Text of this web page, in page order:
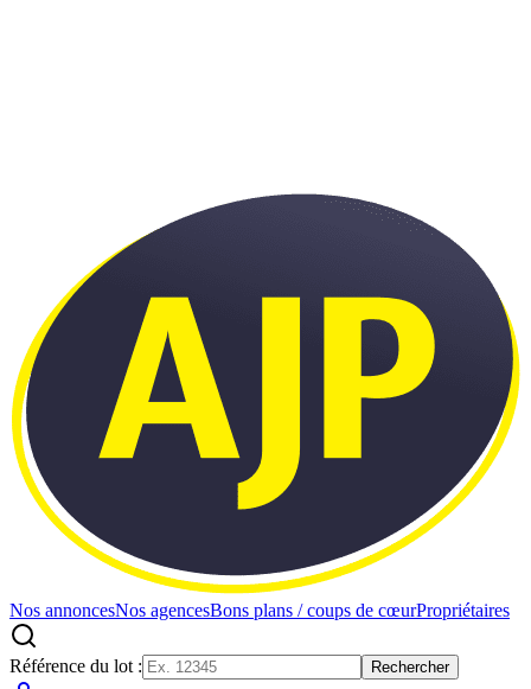
Nos annoncesNos agencesBons plans / coups de cœurPropriétaires
Référence du lot : Rechercher